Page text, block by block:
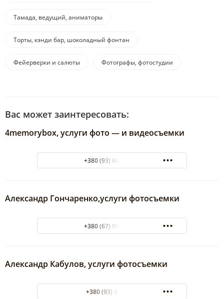
Тамада, ведущий, аниматоры
Торты, кэнди бар, шоколадный фонтан
Фейерверки и салюты Фотографы, фотостудии
Вас может заинтересовать:
4memorybox, услуги фото — и видеосъемки
+380 (93) 864-95-47
Александр Гончаренко,услуги фотосъемки
+380 (67) 905-49-49
Александр Кабулов, услуги фотосъемки
+380 (93) 9330872